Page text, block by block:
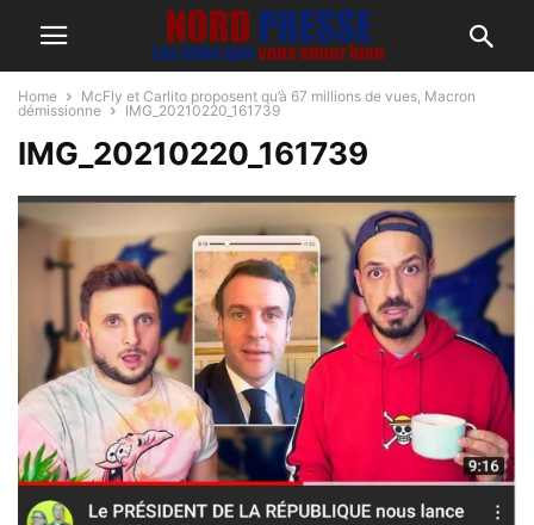
Home
McFly et Carlito proposent qu’à 67 millions de vues, Macron
démissionne
IMG_20210220_161739
IMG_20210220_161739